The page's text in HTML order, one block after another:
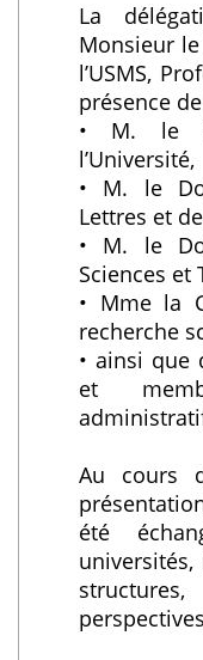
La
Monsieur
l’USMS,
présence
• M. le
l’Université,
• M. le
Lettres et
• M. le
Sciences et
• ⁠Mme la
recherche
• ainsi que
et
Au cours
été